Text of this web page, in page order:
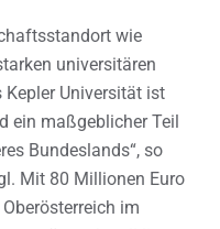
wie
universitären
Universität ist
ein maßgeblicher Teil
Bundeslands“, so
Mit 80 Millionen Euro
im